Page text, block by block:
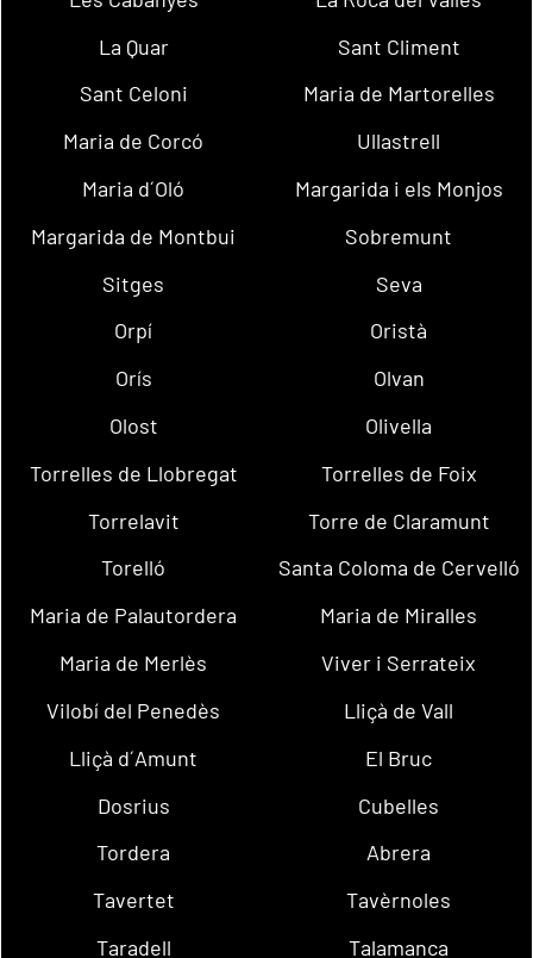
La Quar
Sant Climent
Sant Celoni
Maria de Martorelles
Maria de Corcó
Ullastrell
Maria d´Oló
Margarida i els Monjos
Margarida de Montbui
Sobremunt
Sitges
Seva
Orpí
Oristà
Orís
Olvan
Olost
Olivella
Torrelles de Llobregat
Torrelles de Foix
Torrelavit
Torre de Claramunt
Torelló
Santa Coloma de Cervelló
Maria de Palautordera
Maria de Miralles
Maria de Merlès
Viver i Serrateix
Vilobí del Penedès
Lliçà de Vall
Lliçà d´Amunt
El Bruc
Dosrius
Cubelles
Tordera
Abrera
Tavertet
Tavèrnoles
Taradell
Talamanca